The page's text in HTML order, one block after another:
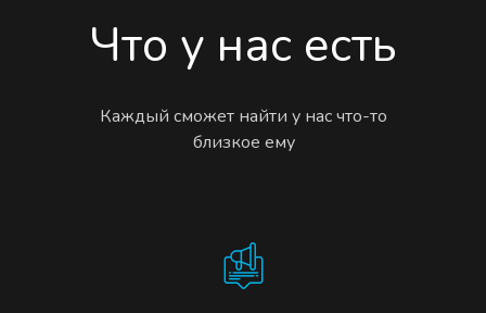
Что у нас есть
Каждый сможет найти у нас что-то
близкое ему